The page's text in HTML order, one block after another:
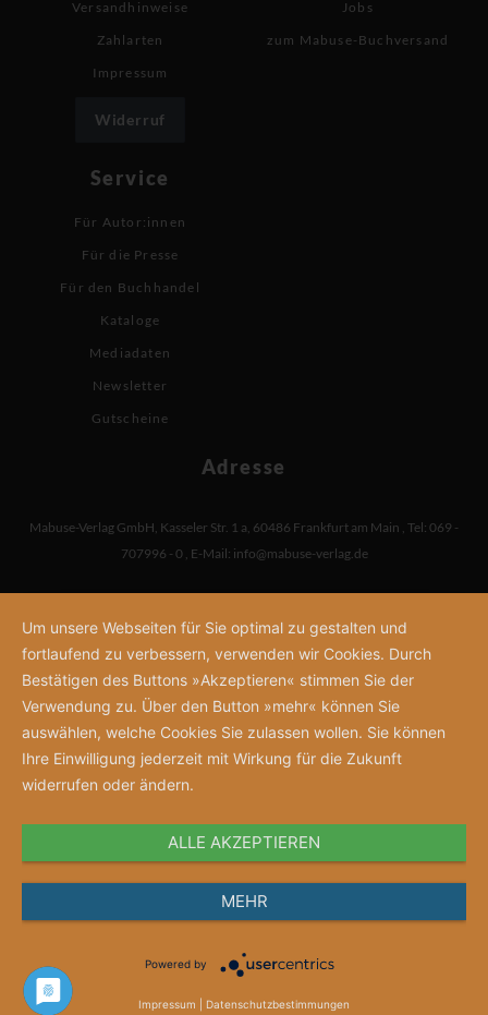
Versandhinweise
Zahlarten
Impressum
Widerruf
Jobs
zum Mabuse-Buchversand
Service
Für Autor:innen
Für die Presse
Für den Buchhandel
Kataloge
Mediadaten
Newsletter
Gutscheine
Adresse
Mabuse-Verlag GmbH, Kasseler Str. 1 a, 60486 Frankfurt am Main , Tel: 069 -
707996 - 0 , E-Mail: info@mabuse-verlag.de
Um unsere Webseiten für Sie optimal zu gestalten und
fortlaufend zu verbessern, verwenden wir Cookies. Durch
Bestätigen des Buttons »Akzeptieren« stimmen Sie der
Verwendung zu. Über den Button »mehr« können Sie
auswählen, welche Cookies Sie zulassen wollen. Sie können
Ihre Einwilligung jederzeit mit Wirkung für die Zukunft
widerrufen oder ändern.
ALLE AKZEPTIEREN
MEHR
Powered by
Impressum Datenschutzbestimmungen